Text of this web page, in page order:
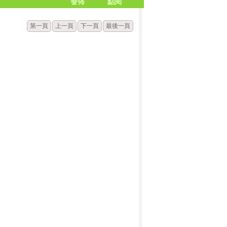
第一頁 上一頁 下一頁 最後一頁